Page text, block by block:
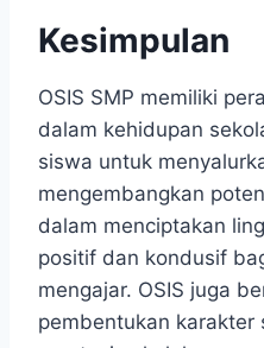
Kesimpulan
OSIS SMP memiliki
dalam kehidupan
siswa untuk
mengembangkan
dalam menciptakan
positif dan kondusif
mengajar. OSIS juga
pembentukan karakter